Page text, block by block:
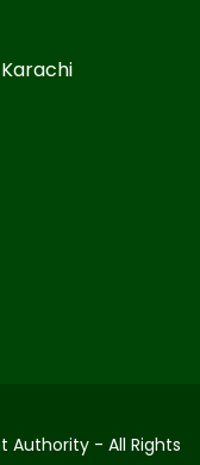
Authority - All Rights